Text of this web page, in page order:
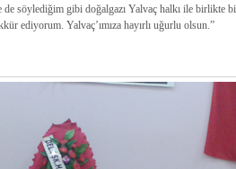
de söylediğim gibi doğalgazı Yalvaç halkı ile birlikte
ediyorum. Yalvaç’ımıza hayırlı uğurlu olsun.”